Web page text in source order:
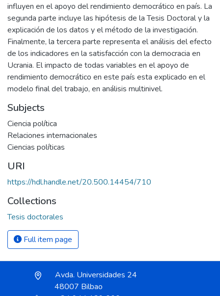
influyen en el apoyo del rendimiento democrático en país. La
segunda parte incluye las hipótesis de la Tesis Doctoral y la
explicación de los datos y el método de la investigación.
Finalmente, la tercera parte representa el análisis del efecto
de los indicadores en la satisfacción con la democracia en
Ucrania. El impacto de todas variables en el apoyo de
rendimiento democrático en este país esta explicado en el
modelo final del trabajo, en análisis multinivel.
Subjects
Ciencia política
Relaciones internacionales
Ciencias políticas
URI
https://hdl.handle.net/20.500.14454/710
Collections
Tesis doctorales
Full item page
Avda. Universidades 24
48007 Bilbao